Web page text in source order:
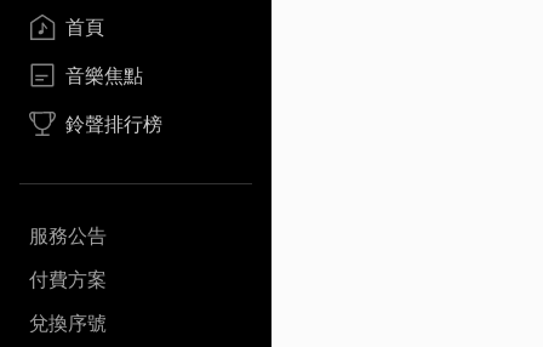
首頁
音樂焦點
鈴聲排行榜
服務公告
付費方案
兌換序號